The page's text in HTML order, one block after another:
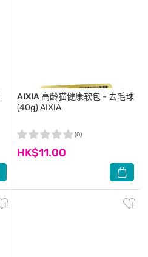
AIXIA高龄猫健康软包 - 去毛球
(40g) AIXIA
HK$11.00
(0)